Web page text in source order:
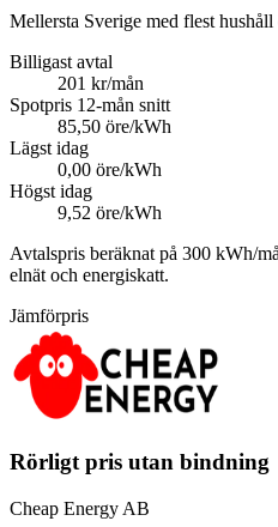
Mellersta Sverige med flest
Billigast avtal
201 kr/mån
Spotpris 12-mån snitt
85,50 öre/kWh
Lägst idag
0,00 öre/kWh
Högst idag
9,52 öre/kWh
Avtalspris beräknat på 300 kWh/
elnät och energiskatt.
Jämförpris
Rörligt pris utan bindning
Cheap Energy AB